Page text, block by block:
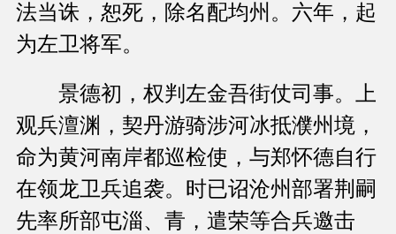
法当诛，恕死，除名配均州。六年，起
为左卫将军。
景德初，权判左金吾街仗司事。上
观兵澶渊，契丹游骑涉河冰抵濮州境，
命为黄河南岸都巡检使，与郑怀德自行
在领龙卫兵追袭。时已诏沧州部署荆嗣
先率所部屯淄、青，遣荣等合兵邀击